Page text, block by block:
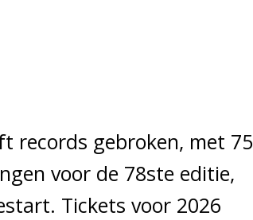
records gebroken, met 75
voor de 78ste editie,
Tickets voor 2026